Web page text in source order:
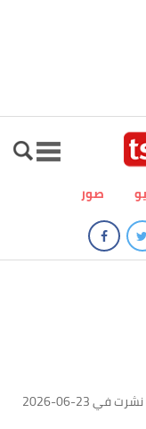
صور
2026-06-23 نشرت في